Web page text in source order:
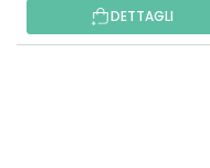
DETTAGLI